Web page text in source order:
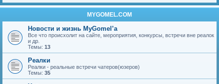
MYGOMEL.COM
Новости и жизнь MyGomel’a
Все что происхолит на сайте, мероприятия, конкурсы, встречи вне реалок
и др.
Темы: 13
Реалки
Реалки - реальные встречи чатеров(юзеров)
Темы: 35